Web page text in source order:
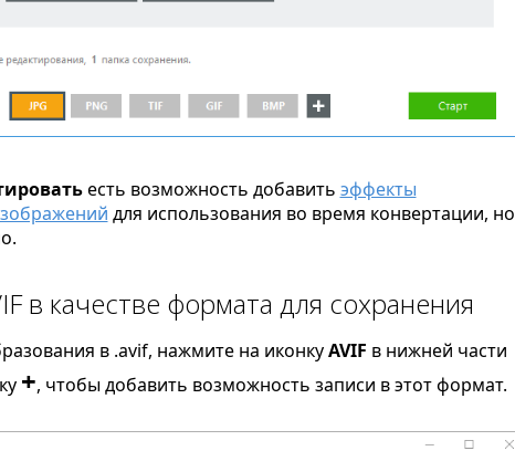
есть возможность добавить эффекты
для использования во время конвертации, но
в качестве формата для сохранения
в .avif, нажмите на иконкуAVIF в нижней части
+, чтобы добавить возможность записи в этот формат.